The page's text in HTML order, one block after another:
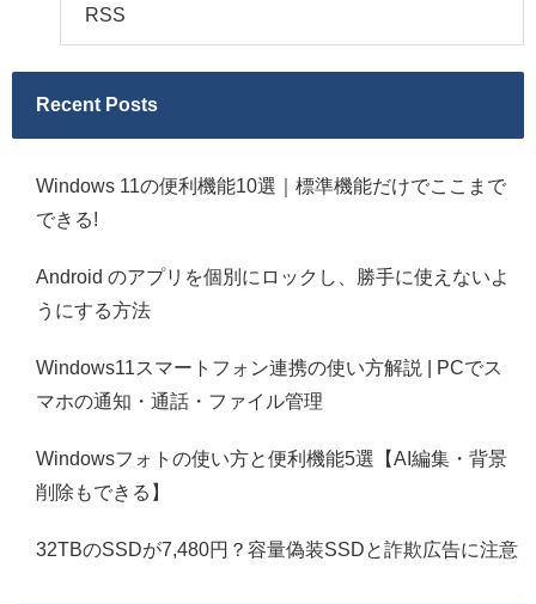
RSS
Recent Posts
Windows 11の便利機能10選｜標準機能だけでここまで
できる!
Android のアプリを個別にロックし、勝手に使えないよ
うにする方法
Windows11スマートフォン連携の使い方解説 | PCでス
マホの通知・通話・ファイル管理
Windowsフォトの使い方と便利機能5選【AI編集・背景
削除もできる】
32TBのSSDが7,480円？容量偽装SSDと詐欺広告に注意